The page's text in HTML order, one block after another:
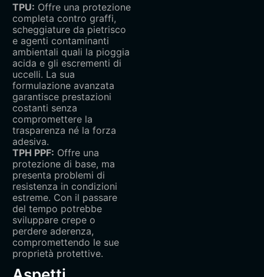
TPU‌: Offre una protezione
completa contro graffi,
scheggiature da pietrisco
e agenti contaminanti
ambientali quali la pioggia
acida e gli escrementi di
uccelli. La sua
formulazione avanzata
garantisce prestazioni
costanti senza
compromettere la
trasparenza né la forza
adesiva.
TPH PPF‌: Offre una
protezione di base, ma
presenta problemi di
resistenza in condizioni
estreme. Con il passare
del tempo potrebbe
sviluppare crepe o
perdere aderenza,
compromettendo le sue
proprietà protettive.